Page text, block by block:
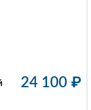
24 100 ₽